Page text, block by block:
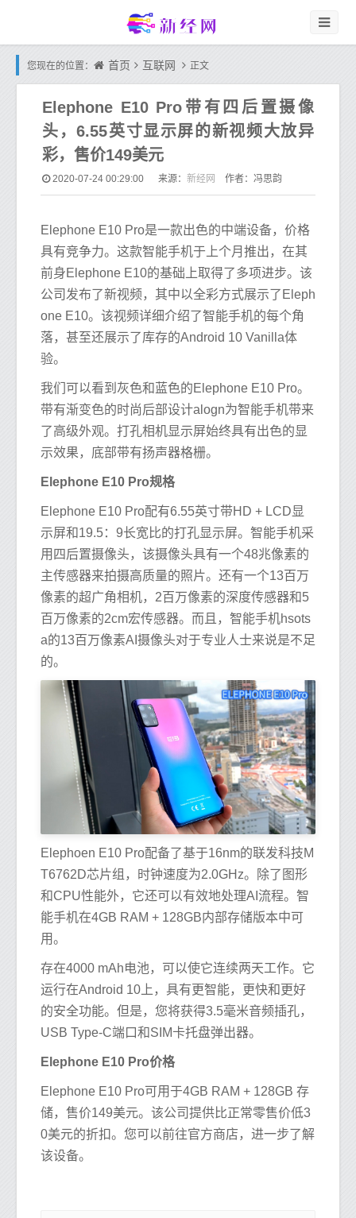
您现在的位置： 首页 互联网 正文
Elephone E10 Pro带有四后置摄像
头，6.55英寸显示屏的新视频大放异
彩，售价149美元
2020-07-24 00:29:00 来源： 新经网 作者：冯思韵
Elephone E10 Pro是一款出色的中端设备，价格
具有竞争力。这款智能手机于上个月推出，在其
前身Elephone E10的基础上取得了多项进步。该
公司发布了新视频，其中以全彩方式展示了Eleph
one E10。该视频详细介绍了智能手机的每个角
落，甚至还展示了库存的Android 10 Vanilla体
验。
我们可以看到灰色和蓝色的Elephone E10 Pro。
带有渐变色的时尚后部设计alogn为智能手机带来
了高级外观。打孔相机显示屏始终具有出色的显
示效果，底部带有扬声器格栅。
Elephone E10 Pro规格
Elephone E10 Pro配有6.55英寸带HD + LCD显
示屏和19.5：9长宽比的打孔显示屏。智能手机采
用四后置摄像头，该摄像头具有一个48兆像素的
主传感器来拍摄高质量的照片。还有一个13百万
像素的超广角相机，2百万像素的深度传感器和5
百万像素的2cm宏传感器。而且，智能手机hsots
a的13百万像素AI摄像头对于专业人士来说是不足
的。
Elephoen E10 Pro配备了基于16nm的联发科技M
T6762D芯片组，时钟速度为2.0GHz。除了图形
和CPU性能外，它还可以有效地处理AI流程。智
能手机在4GB RAM + 128GB内部存储版本中可
用。
存在4000 mAh电池，可以使它连续两天工作。它
运行在Android 10上，具有更智能，更快和更好
的安全功能。但是，您将获得3.5毫米音频插孔，
USB Type-C端口和SIM卡托盘弹出器。
Elephone E10 Pro价格
Elephone E10 Pro可用于4GB RAM + 128GB 存
储，售价149美元。该公司提供比正常零售价低3
0美元的折扣。您可以前往官方商店，进一步了解
该设备。